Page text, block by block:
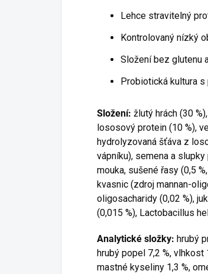
Lehce stravitelný
Kontrolovaný nízký
Složení bez glutenu
Probiotická kultura
Složení: žlutý hrách (30
lososový protein (10 %),
hydrolyzovaná šťáva z
vápníku), semena a
mouka, sušené řasy (0,5
kvasnic (zdroj mannan-
oligosacharidy (0,02 %),
(0,015 %), Lactobacillus
Analytické složky: hrubý
hrubý popel 7,2 %, vlhkost
mastné kyseliny 1,3 %,